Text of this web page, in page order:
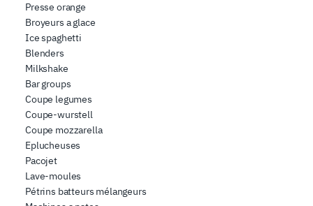
Presse orange
Broyeurs a glace
Ice spaghetti
Blenders
Milkshake
Bar groups
Coupe legumes
Coupe-wurstell
Coupe mozzarella
Eplucheuses
Pacojet
Lave-moules
Pétrins batteurs mélangeurs